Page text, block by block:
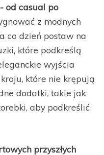
od casual po
z modnych
co dzień postaw na
które podkreślą
wyjścia
które nie krępują
dodatki, takie jak
aby podkreślić
przyszłych